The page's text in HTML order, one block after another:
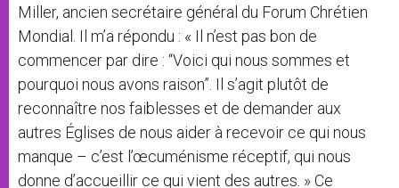
Miller, ancien secrétaire général du Forum Chrétien
Mondial. Il m’a répondu : « Il n’est pas bon de
commencer par dire : “Voici qui nous sommes et
pourquoi nous avons raison”. Il s’agit plutôt de
reconnaître nos faiblesses et de demander aux
autres Églises de nous aider à recevoir ce qui nous
manque – c’est l’œcuménisme réceptif, qui nous
donne d’accueillir ce qui vient des autres. » Ce